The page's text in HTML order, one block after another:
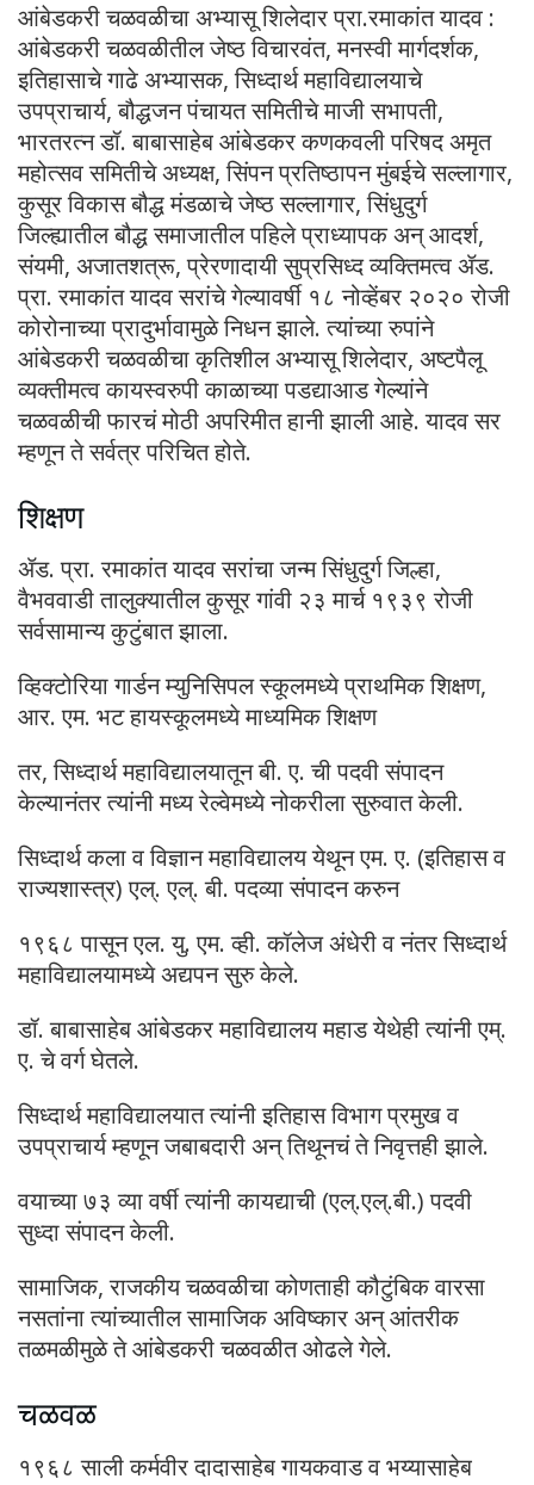
आंबेडकरी चळवळीचा अभ्यासू शिलेदार प्रा.रमाकांत यादव :
आंबेडकरी चळवळीतील जेष्ठ विचारवंत, मनस्वी मार्गदर्शक,
इतिहासाचे गाढे अभ्यासक, सिध्दार्थ महाविद्यालयाचे
उपप्राचार्य, बौद्धजन पंचायत समितीचे माजी सभापती,
भारतरत्न डॉ. बाबासाहेब आंबेडकर कणकवली परिषद अमृत
महोत्सव समितीचे अध्यक्ष, सिंपन प्रतिष्ठापन मुंबईचे सल्लागार,
कुसूर विकास बौद्ध मंडळाचे जेष्ठ सल्लागार, सिंधुदुर्ग
जिल्ह्यातील बौद्ध समाजातील पहिले प्राध्यापक अन् आदर्श,
संयमी, अजातशत्रू, प्रेरणादायी सुप्रसिध्द व्यक्तिमत्व ॲड.
प्रा. रमाकांत यादव सरांचे गेल्यावर्षी १८ नोव्हेंबर २०२० रोजी
कोरोनाच्या प्रादुर्भावामुळे निधन झाले. त्यांच्या रुपांने
आंबेडकरी चळवळीचा कृतिशील अभ्यासू शिलेदार, अष्टपैलू
व्यक्तीमत्व कायस्वरुपी काळाच्या पडद्याआड गेल्यांने
चळवळीची फारचं मोठी अपरिमीत हानी झाली आहे. यादव सर
म्हणून ते सर्वत्र परिचित होते.
शिक्षण
ॲड. प्रा. रमाकांत यादव सरांचा जन्म सिंधुदुर्ग जिल्हा,
वैभववाडी तालुक्यातील कुसूर गांवी २३ मार्च १९३९ रोजी
सर्वसामान्य कुटुंबात झाला.
व्हिक्टोरिया गार्डन म्युनिसिपल स्कूलमध्ये प्राथमिक शिक्षण,
आर. एम. भट हायस्कूलमध्ये माध्यमिक शिक्षण
तर, सिध्दार्थ महाविद्यालयातून बी. ए. ची पदवी संपादन
केल्यानंतर त्यांनी मध्य रेल्वेमध्ये नोकरीला सुरुवात केली.
सिध्दार्थ कला व विज्ञान महाविद्यालय येथून एम. ए. (इतिहास व
राज्यशास्त्र) एल्. एल्. बी. पदव्या संपादन करुन
१९६८ पासून एल. यु. एम. व्ही. कॉलेज अंधेरी व नंतर सिध्दार्थ
महाविद्यालयामध्ये अद्यपन सुरु केले.
डॉ. बाबासाहेब आंबेडकर महाविद्यालय महाड येथेही त्यांनी एम्.
ए. चे वर्ग घेतले.
सिध्दार्थ महाविद्यालयात त्यांनी इतिहास विभाग प्रमुख व
उपप्राचार्य म्हणून जबाबदारी अन् तिथूनचं ते निवृत्तही झाले.
वयाच्या ७३ व्या वर्षी त्यांनी कायद्याची (एल्.एल्.बी.) पदवी
सुध्दा संपादन केली.
सामाजिक, राजकीय चळवळीचा कोणताही कौटुंबिक वारसा
नसतांना त्यांच्यातील सामाजिक अविष्कार अन् आंतरीक
तळमळीमुळे ते आंबेडकरी चळवळीत ओढले गेले.
चळवळ
१९६८ साली कर्मवीर दादासाहेब गायकवाड व भय्यासाहेब